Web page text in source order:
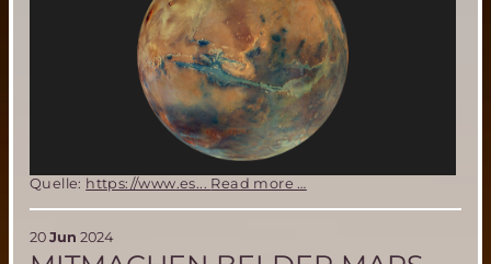
Quelle: https://www.es... Read more …
Weihnachten
2024
20 Jun 2024